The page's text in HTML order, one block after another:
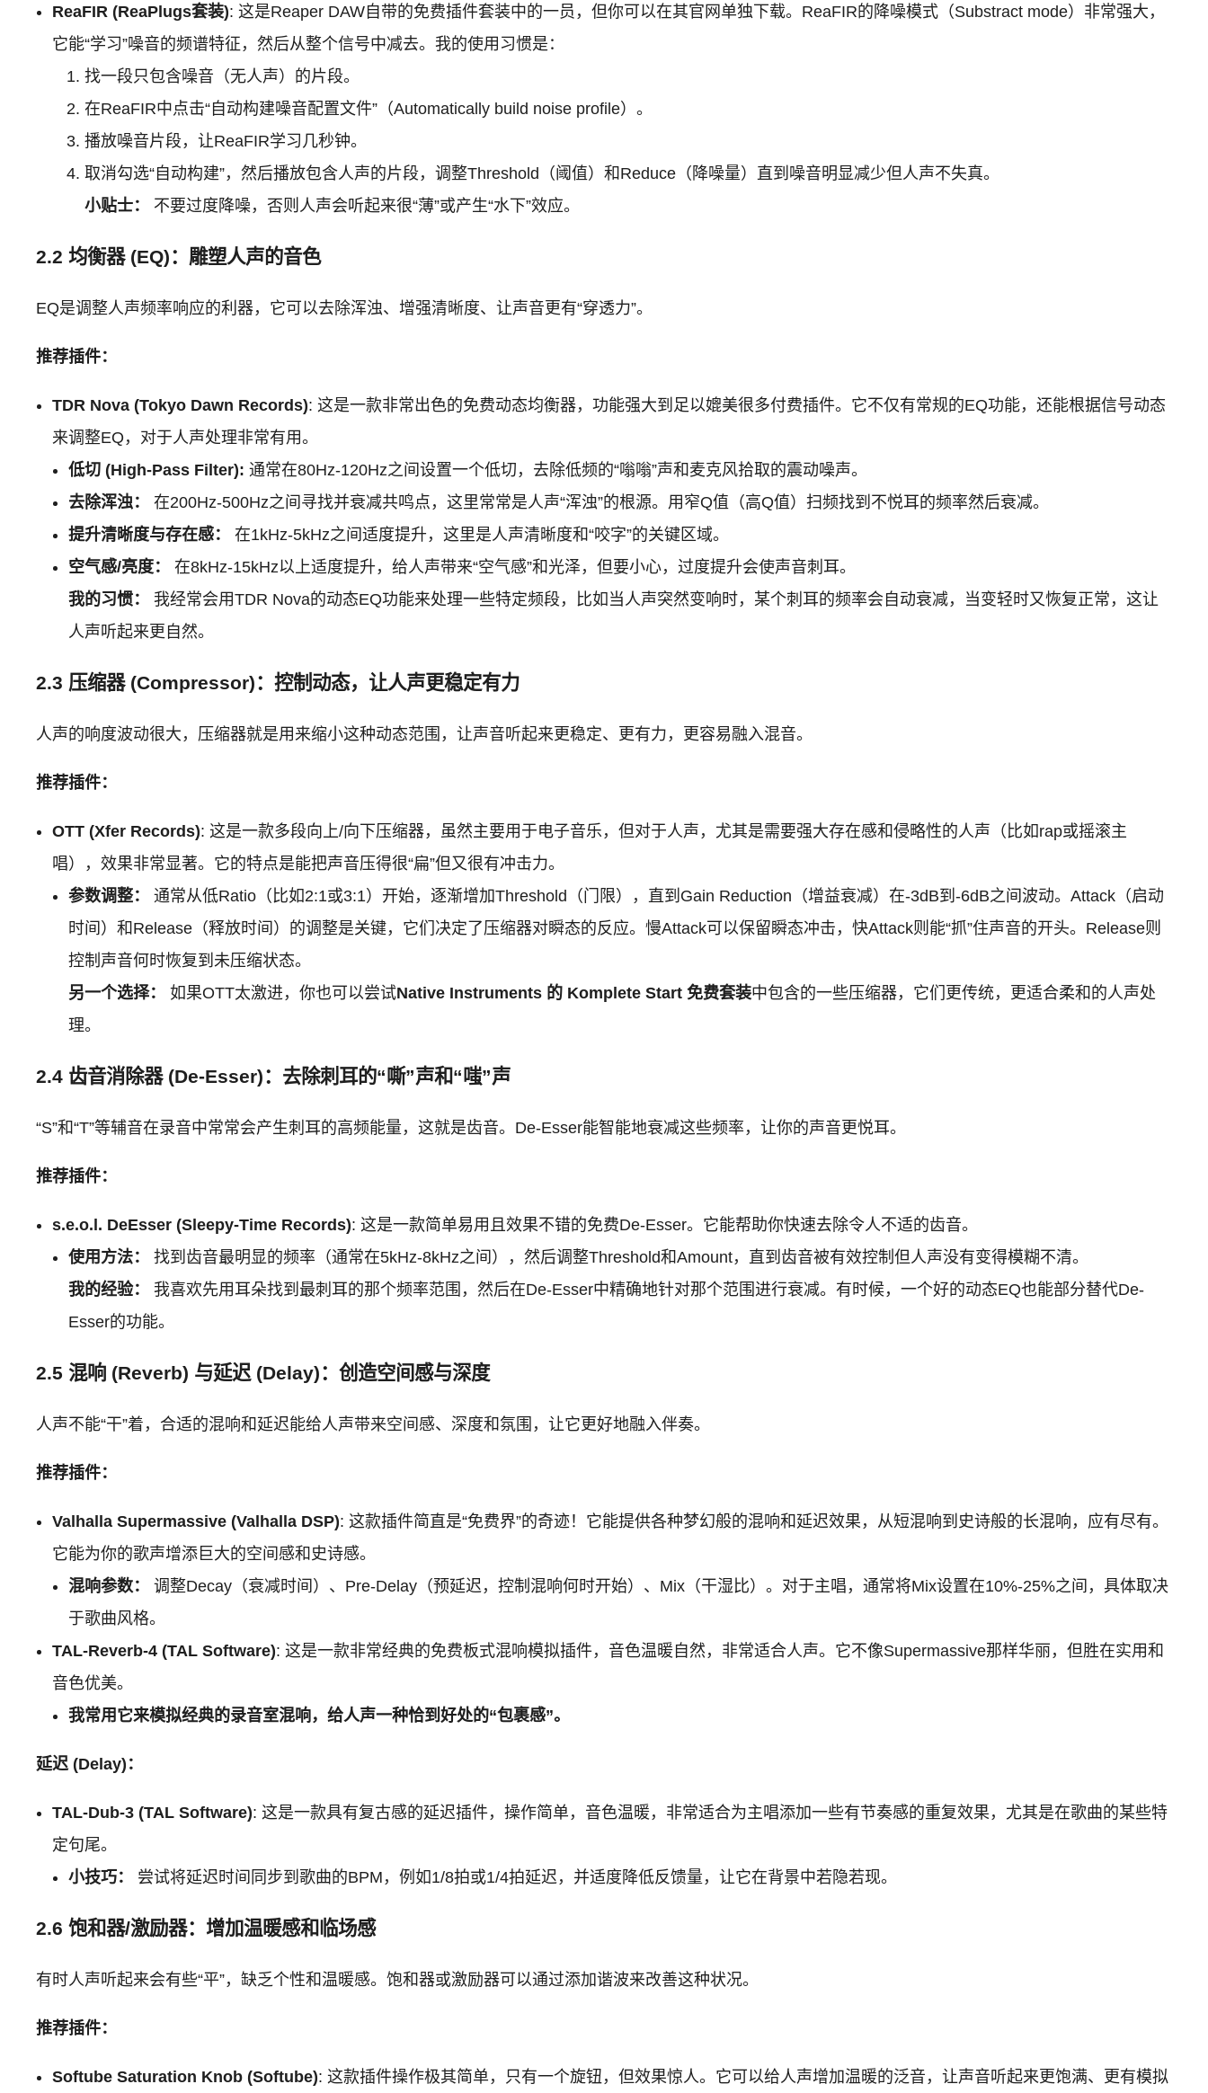
ReaFIR (ReaPlugs套装): 这是Reaper DAW自带的免费插件套装中的一员，但你可以在其官网单独下载。ReaFIR的降噪模式（Substract mode）非常强大，
它能“学习”噪音的频谱特征，然后从整个信号中减去。我的使用习惯是：
找一段只包含噪音（无人声）的片段。
在ReaFIR中点击“自动构建噪音配置文件”（Automatically build noise profile）。
播放噪音片段，让ReaFIR学习几秒钟。
取消勾选“自动构建”，然后播放包含人声的片段，调整Threshold（阈值）和Reduce（降噪量）直到噪音明显减少但人声不失真。
小贴士：
不要过度降噪，否则人声会听起来很“薄”或产生“水下”效应。
2.2 均衡器 (EQ)：雕塑人声的音色
EQ是调整人声频率响应的利器，它可以去除浑浊、增强清晰度、让声音更有“穿透力”。
推荐插件：
TDR Nova (Tokyo Dawn Records): 这是一款非常出色的免费动态均衡器，功能强大到足以媲美很多付费插件。它不仅有常规的EQ功能，还能根据信号动态
来调整EQ，对于人声处理非常有用。
低切 (High-Pass Filter): 通常在80Hz-120Hz之间设置一个低切，去除低频的“嗡嗡”声和麦克风拾取的震动噪声。
去除浑浊：
在200Hz-500Hz之间寻找并衰减共鸣点，这里常常是人声“浑浊”的根源。用窄Q值（高Q值）扫频找到不悦耳的频率然后衰减。
提升清晰度与存在感：
在1kHz-5kHz之间适度提升，这里是人声清晰度和“咬字”的关键区域。
空气感/亮度：
在8kHz-15kHz以上适度提升，给人声带来“空气感”和光泽，但要小心，过度提升会使声音刺耳。
我的习惯：
我经常会用TDR Nova的动态EQ功能来处理一些特定频段，比如当人声突然变响时，某个刺耳的频率会自动衰减，当变轻时又恢复正常，这让
人声听起来更自然。
2.3 压缩器 (Compressor)：控制动态，让人声更稳定有力
人声的响度波动很大，压缩器就是用来缩小这种动态范围，让声音听起来更稳定、更有力，更容易融入混音。
推荐插件：
OTT (Xfer Records): 这是一款多段向上/向下压缩器，虽然主要用于电子音乐，但对于人声，尤其是需要强大存在感和侵略性的人声（比如rap或摇滚主
唱），效果非常显著。它的特点是能把声音压得很“扁”但又很有冲击力。
参数调整：
通常从低Ratio（比如2:1或3:1）开始，逐渐增加Threshold（门限），直到Gain Reduction（增益衰减）在-3dB到-6dB之间波动。Attack（启动
时间）和Release（释放时间）的调整是关键，它们决定了压缩器对瞬态的反应。慢Attack可以保留瞬态冲击，快Attack则能“抓”住声音的开头。Release则
控制声音何时恢复到未压缩状态。
另一个选择：
如果OTT太激进，你也可以尝试Native Instruments 的 Komplete Start 免费套装中包含的一些压缩器，它们更传统，更适合柔和的人声处
理。
2.4 齿音消除器 (De-Esser)：去除刺耳的“嘶”声和“嗤”声
“S”和“T”等辅音在录音中常常会产生刺耳的高频能量，这就是齿音。De-Esser能智能地衰减这些频率，让你的声音更悦耳。
推荐插件：
s.e.o.l. DeEsser (Sleepy-Time Records): 这是一款简单易用且效果不错的免费De-Esser。它能帮助你快速去除令人不适的齿音。
使用方法：
找到齿音最明显的频率（通常在5kHz-8kHz之间），然后调整Threshold和Amount，直到齿音被有效控制但人声没有变得模糊不清。
我的经验：
我喜欢先用耳朵找到最刺耳的那个频率范围，然后在De-Esser中精确地针对那个范围进行衰减。有时候，一个好的动态EQ也能部分替代De-
Esser的功能。
2.5 混响 (Reverb) 与延迟 (Delay)：创造空间感与深度
人声不能“干”着，合适的混响和延迟能给人声带来空间感、深度和氛围，让它更好地融入伴奏。
推荐插件：
Valhalla Supermassive (Valhalla DSP): 这款插件简直是“免费界”的奇迹！它能提供各种梦幻般的混响和延迟效果，从短混响到史诗般的长混响，应有尽有。
它能为你的歌声增添巨大的空间感和史诗感。
混响参数：
调整Decay（衰减时间）、Pre-Delay（预延迟，控制混响何时开始）、Mix（干湿比）。对于主唱，通常将Mix设置在10%-25%之间，具体取决
于歌曲风格。
TAL-Reverb-4 (TAL Software): 这是一款非常经典的免费板式混响模拟插件，音色温暖自然，非常适合人声。它不像Supermassive那样华丽，但胜在实用和
音色优美。
我常用它来模拟经典的录音室混响，给人声一种恰到好处的“包裹感”。
延迟 (Delay)：
TAL-Dub-3 (TAL Software): 这是一款具有复古感的延迟插件，操作简单，音色温暖，非常适合为主唱添加一些有节奏感的重复效果，尤其是在歌曲的某些特
定句尾。
小技巧：
尝试将延迟时间同步到歌曲的BPM，例如1/8拍或1/4拍延迟，并适度降低反馈量，让它在背景中若隐若现。
2.6 饱和器/激励器：增加温暖感和临场感
有时人声听起来会有些“平”，缺乏个性和温暖感。饱和器或激励器可以通过添加谐波来改善这种状况。
推荐插件：
Softube Saturation Knob (Softube): 这款插件操作极其简单，只有一个旋钮，但效果惊人。它可以给人声增加温暖的泛音，让声音听起来更饱满、更有模拟